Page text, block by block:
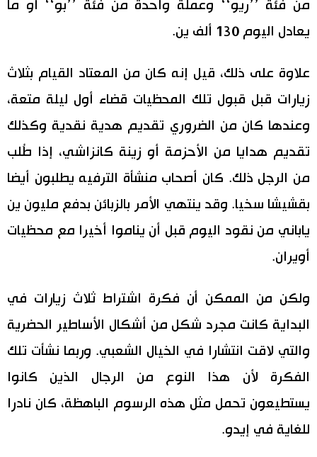
من فئة ’’ريو‘‘ وعملة واحدة من فئة ’’بو‘‘ أو ما
يعادل اليوم 130 ألف ين.
علاوة على ذلك، قيل إنه كان من المعتاد القيام بثلاث
زيارات قبل قبول تلك المحظيات قضاء أول ليلة متعة،
وعندها كان من الضروري تقديم هدية نقدية وكذلك
تقديم هدايا من الأحزمة أو زينة كانزاشي، إذا طُلب
من الرجل ذلك. كان أصحاب منشأة الترفيه يطلبون أيضا
بقشيشا سخيا. وقد ينتهي الأمر بالزبائن بدفع مليون ين
ياباني من نقود اليوم قبل أن يناموا أخيرا مع محظيات
أويران.
ولكن من الممكن أن فكرة اشتراط ثلاث زيارات في
البداية كانت مجرد شكل من أشكال الأساطير الحضرية
والتي لاقت انتشارا في الخيال الشعبي. وربما نشأت تلك
الفكرة لأن هذا النوع من الرجال الذين كانوا
يستطيعون تحمل مثل هذه الرسوم الباهظة، كان نادرا
للغاية في إيدو.